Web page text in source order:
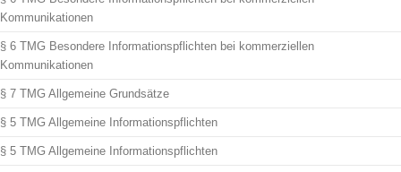
Kommunikationen
§ 6 TMG Besondere Informationspflichten bei kommerziellen
Kommunikationen
§ 7 TMG Allgemeine Grundsätze
§ 5 TMG Allgemeine Informationspflichten
§ 5 TMG Allgemeine Informationspflichten